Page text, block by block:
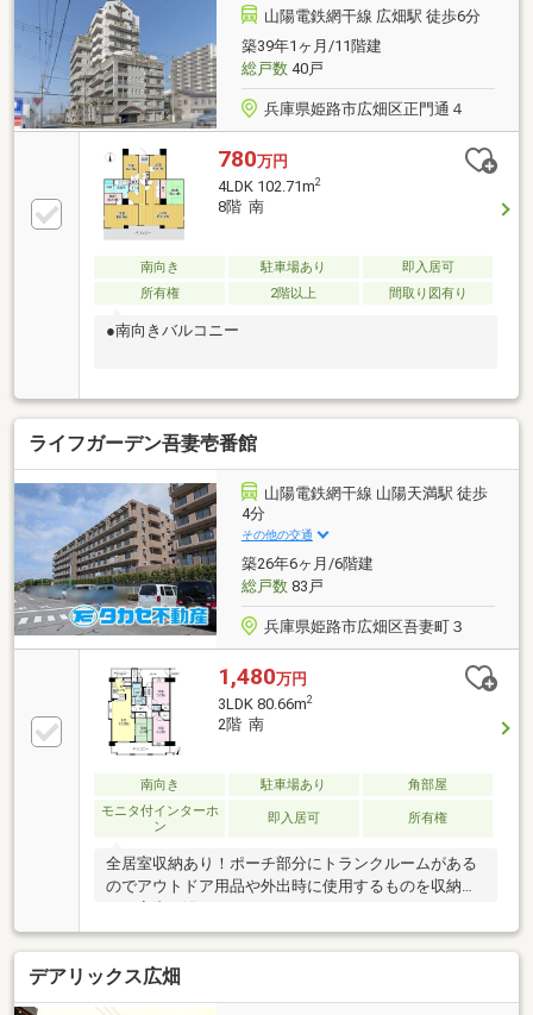
き状況は管理会社に確認が必要です）※情報と現況が
相違する場合は、現況優先とします。※司法書士は売
主の指定になります。※通学の区域に関しては自治体
や教育委員会等にご確認ください。
山陽電鉄網干線 広畑駅 徒歩6分
築39年1ヶ月/11階建
総戸数40戸
兵庫県姫路市広畑区正門通４
780万円
4LDK 102.71m2
8階 南
南向き 駐車場あり
即入居可
所有権
2階以上 間取り図有り
●南向きバルコニー
ライフガーデン吾妻壱番館
山陽電鉄網干線 山陽天満駅 徒歩
4分
その他の交通
築26年6ヶ月/6階建
総戸数83戸
兵庫県姫路市広畑区吾妻町３
1,480万円
3LDK 80.66m2
2階 南
南向き 駐車場あり
角部屋
モニタ付インターホ
ン
即入居可 所有権
全居室収納あり！ポーチ部分にトランクルームがある
のでアウトドア用品や外出時に使用するものを収納で
リー付きで、食品や日用品のストック収納に便利で
す！小・中学校が徒歩15分以内でお子様の通学も安心
♪買い物施設も近隣にあり、生活便利なエリアです！
デアリックス広畑